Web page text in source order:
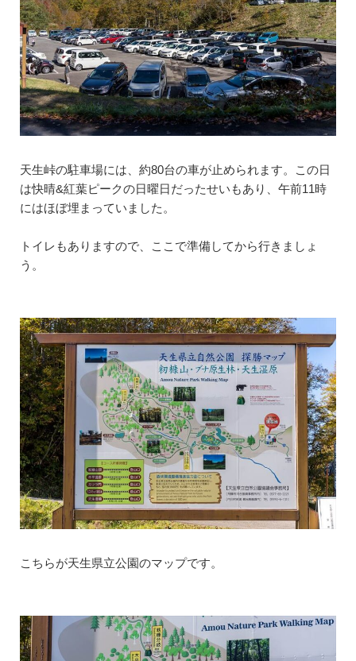
天生峠の駐車場には、約80台の車が止められます。この日
は快晴&紅葉ピークの日曜日だったせいもあり、午前11時
にはほぼ埋まっていました。
トイレもありますので、ここで準備してから行きましょ
う。
こちらが天生県立公園のマップです。